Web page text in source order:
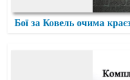
Бої за Ковель очима